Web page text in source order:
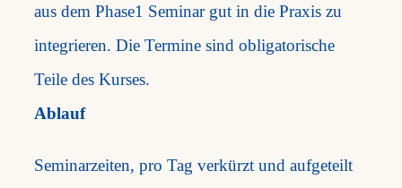
aus dem Phase1 Seminar gut in die Praxis zu
integrieren. Die Termine sind obligatorische
Teile des Kurses.
Ablauf
Seminarzeiten, pro Tag verkürzt und aufgeteilt